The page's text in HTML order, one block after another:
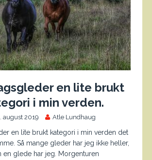
en lite brukt
i min verden.
august 2019 Atle Lundhaug
en lite brukt kategori i min verden det
Så mange gleder har jeg ikke heller,
en glede har jeg. Morgenturen